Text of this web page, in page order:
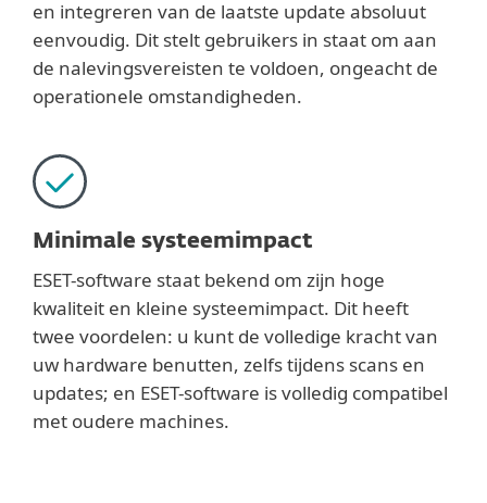
en integreren van de laatste update absoluut
eenvoudig. Dit stelt gebruikers in staat om aan
de nalevingsvereisten te voldoen, ongeacht de
operationele omstandigheden.
Minimale systeemimpact
ESET-software staat bekend om zijn hoge
kwaliteit en kleine systeemimpact. Dit heeft
twee voordelen: u kunt de volledige kracht van
uw hardware benutten, zelfs tijdens scans en
updates; en ESET-software is volledig compatibel
met oudere machines.